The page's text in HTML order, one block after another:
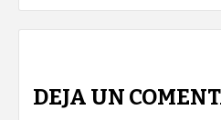
DEJA UN